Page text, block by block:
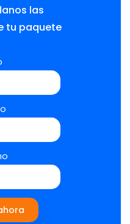
las
tu paquete